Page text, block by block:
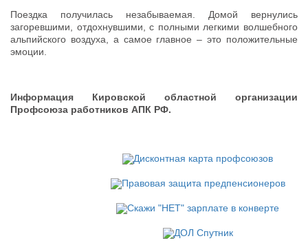
Поездка получилась незабываемая. Домой вернулись
загоревшими, отдохнувшими, с полными легкими волшебного
альпийского воздуха, а самое главное – это положительные
эмоции.
Информация Кировской областной организации
Профсоюза работников АПК РФ.